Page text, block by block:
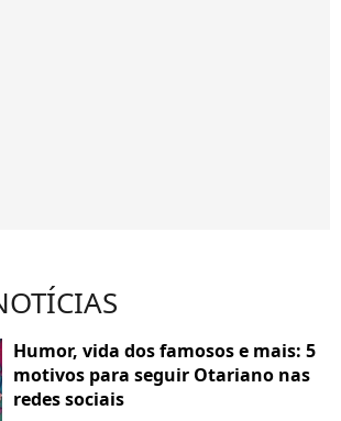
Humor, vida dos famosos e mais: 5
motivos para seguir Otariano nas
redes sociais